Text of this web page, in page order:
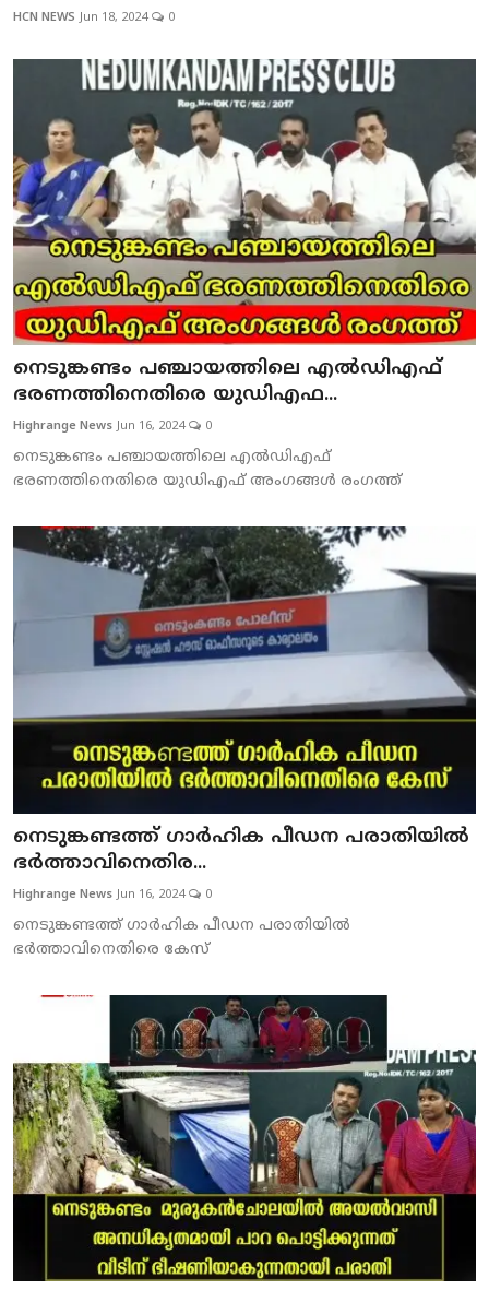
HCN NEWS Jun 18, 2024 0
നെടുങ്കണ്ടം പഞ്ചായത്തിലെ എല്‍ഡിഎഫ്
ഭരണത്തിനെതിരെ യുഡിഎഫ...
Highrange News Jun 16, 2024 0
നെടുങ്കണ്ടം പഞ്ചായത്തിലെ എല്‍ഡിഎഫ്
ഭരണത്തിനെതിരെ യുഡിഎഫ് അംഗങ്ങള്‍ രംഗത്ത്
നെടുങ്കണ്ടത്ത് ഗാര്‍ഹിക പീഡന പരാതിയില്‍
ഭര്‍ത്താവിനെതിര...
Highrange News Jun 16, 2024 0
നെടുങ്കണ്ടത്ത് ഗാര്‍ഹിക പീഡന പരാതിയില്‍
ഭര്‍ത്താവിനെതിരെ കേസ്